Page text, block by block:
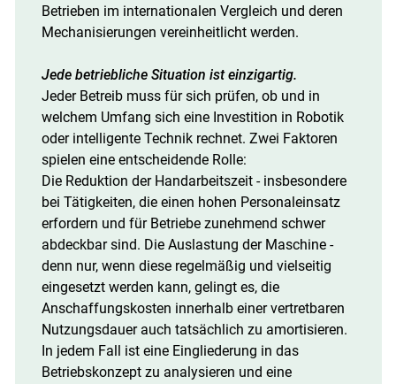
Betrieben im internationalen Vergleich und deren
Mechanisierungen vereinheitlicht werden.
Jede betriebliche Situation ist einzigartig.
Jeder Betreib muss für sich prüfen, ob und in
welchem Umfang sich eine Investition in Robotik
oder intelligente Technik rechnet. Zwei Faktoren
spielen eine entscheidende Rolle:
Die Reduktion der Handarbeitszeit - insbesondere
bei Tätigkeiten, die einen hohen Personaleinsatz
erfordern und für Betriebe zunehmend schwer
abdeckbar sind. Die Auslastung der Maschine -
denn nur, wenn diese regelmäßig und vielseitig
eingesetzt werden kann, gelingt es, die
Anschaffungskosten innerhalb einer vertretbaren
Nutzungsdauer auch tatsächlich zu amortisieren.
In jedem Fall ist eine Eingliederung in das
Betriebskonzept zu analysieren und eine